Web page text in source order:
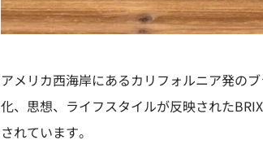
アメリカ西海岸にあるカリフォルニア発の
化、思想、ライフスタイルが反映された
されています。